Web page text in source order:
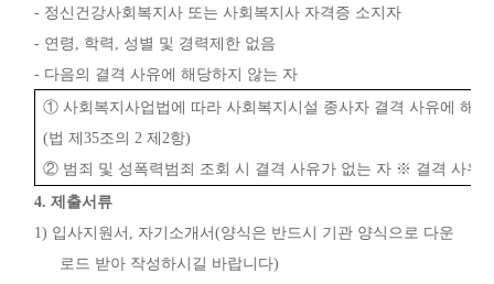
- 정신건강사회복지사 또는 사회복지사 자격증 소지자
- 연령 , 학력 , 성별 및 경력제한 없음
- 다음의 결격 사유에 해당하지 않는 자
① 사회복지사업법에 따라 사회복지시설 종사자 결격 사유에 해
(법 제 35조의 2 제 2항)
② 범죄 및 성폭력범죄 조회 시 결격 사유가 없는 자 ※ 결격 사유
4. 제출서류
1) 입사지원서 , 자기소개서 (양식은 반드시 기관 양식으로 다운
로드 받아 작성하시길 바랍니다)